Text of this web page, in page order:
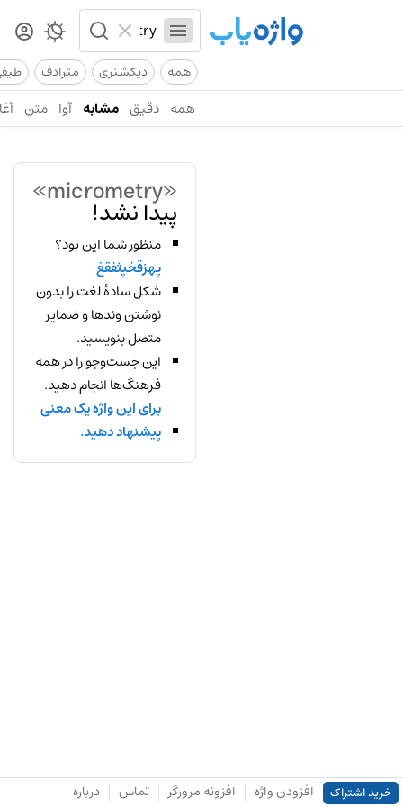
همه دیکشنری مترادف
همه دقیق مشابه آوا متن
«micrometry»
پیدا نشد!
منظور شما این بود؟
پهزقخپثفقغ
شکل سادهٔ لغت را بدون
نوشتن وندها و ضمایر
متصل بنویسید.
این جست‌وجو را در همه
فرهنگ‌ها انجام دهید.
برای این واژه یک معنی
پیشنهاد دهید.
خرید اشتراک افزودن واژه افزونه مرورگر تماس درباره